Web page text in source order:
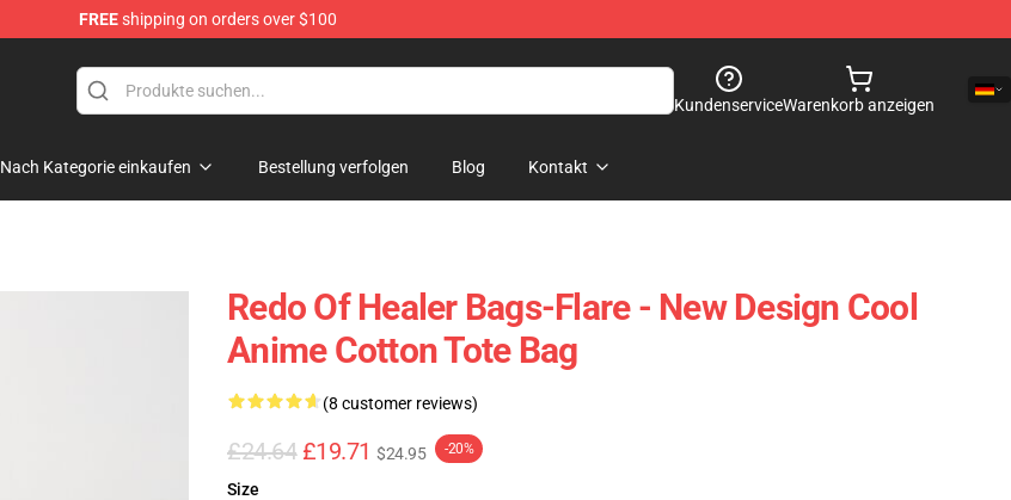
FREEshipping on orders over $100
KundenserviceWarenkorb anzeigen
Nach Kategorie einkaufen Bestellung verfolgen Blog Kontakt
Redo Of Healer Bags-Flare - New Design Cool
Anime Cotton Tote Bag
(8 customer reviews)
£24.64 £19.71 $24.95 -20%
Size